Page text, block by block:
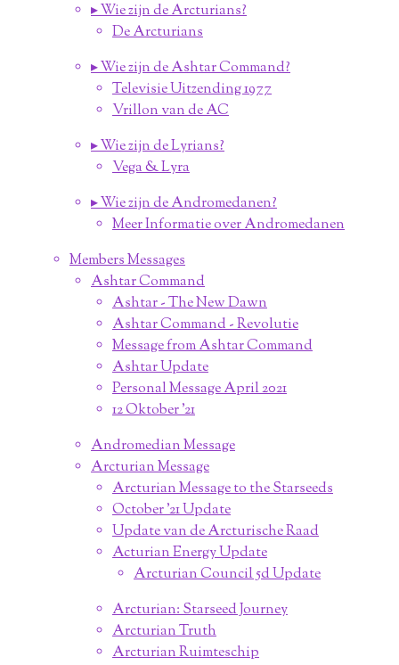
▸ Wie zijn de Arcturians?
De Arcturians
▸ Wie zijn de Ashtar Command?
Televisie Uitzending 1977
Vrillon van de AC
▸ Wie zijn de Lyrians?
Vega & Lyra
▸ Wie zijn de Andromedanen?
Meer Informatie over Andromedanen
Members Messages
Ashtar Command
Ashtar - The New Dawn
Ashtar Command - Revolutie
Message from Ashtar Command
Ashtar Update
Personal Message April 2021
12 Oktober '21
Andromedian Message
Arcturian Message
Arcturian Message to the Starseeds
October '21 Update
Update van de Arcturische Raad
Acturian Energy Update
Arcturian Council 5d Update
Arcturian: Starseed Journey
Arcturian Truth
Arcturian Ruimteschip